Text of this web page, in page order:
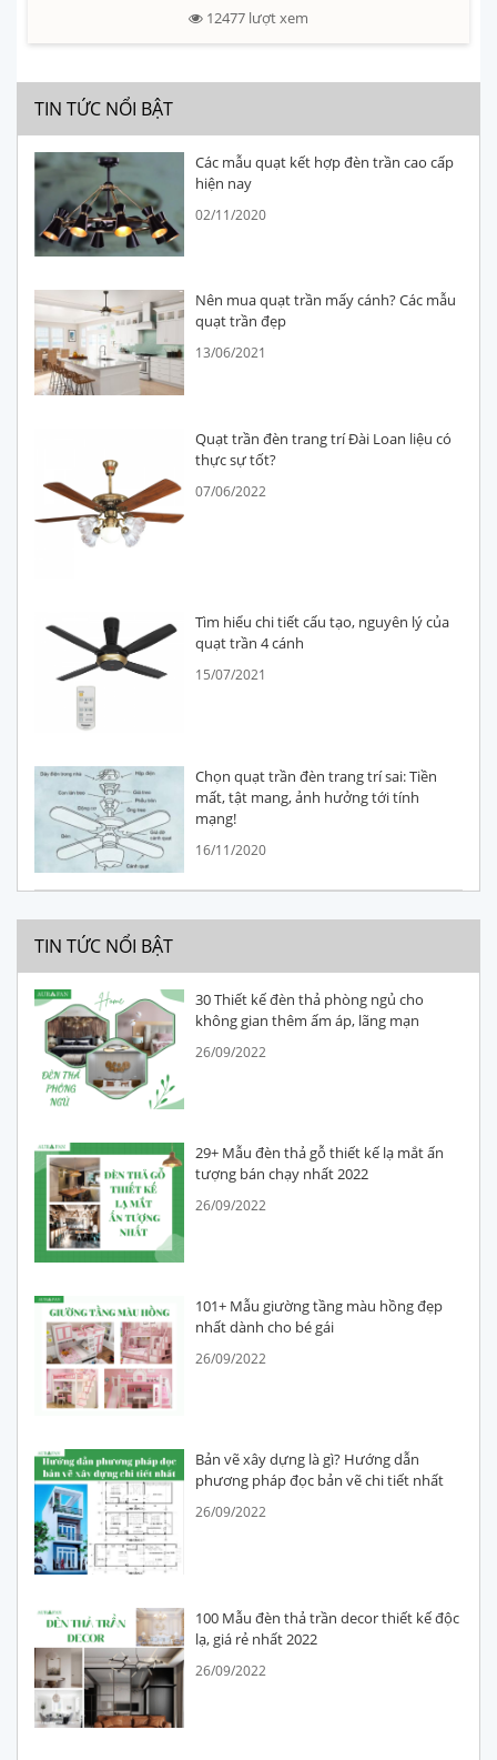
12477 lượt xem
TIN TỨC NỔI BẬT
Các mẫu quạt kết hợp đèn trần cao cấp
hiện nay
02/11/2020
Nên mua quạt trần mấy cánh? Các mẫu
quạt trần đẹp
13/06/2021
Quạt trần đèn trang trí Đài Loan liệu có
thực sự tốt?
07/06/2022
Tìm hiểu chi tiết cấu tạo, nguyên lý của
quạt trần 4 cánh
15/07/2021
Chọn quạt trần đèn trang trí sai: Tiền
mất, tật mang, ảnh hưởng tới tính
mạng!
16/11/2020
TIN TỨC NỔI BẬT
30 Thiết kế đèn thả phòng ngủ cho
không gian thêm ấm áp, lãng mạn
26/09/2022
29+ Mẫu đèn thả gỗ thiết kế lạ mắt ấn
tượng bán chạy nhất 2022
26/09/2022
101+ Mẫu giường tầng màu hồng đẹp
nhất dành cho bé gái
26/09/2022
Bản vẽ xây dựng là gì? Hướng dẫn
phương pháp đọc bản vẽ chi tiết nhất
26/09/2022
100 Mẫu đèn thả trần decor thiết kế độc
lạ, giá rẻ nhất 2022
26/09/2022